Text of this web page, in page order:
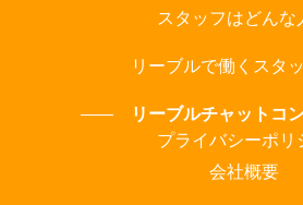
スタッフはどんな
リーブルで働くスタ
リーブルチャットコ
プライバシーポリ
会社概要